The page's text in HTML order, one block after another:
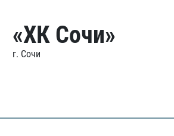
«ХК Сочи»
г. Сочи